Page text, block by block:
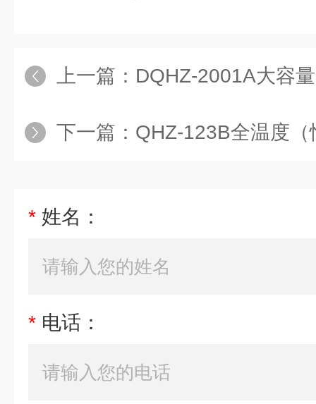
上一篇： DQHZ-2001A大容
下一篇： QHZ-123B全温度
* 姓名：
* 电话：